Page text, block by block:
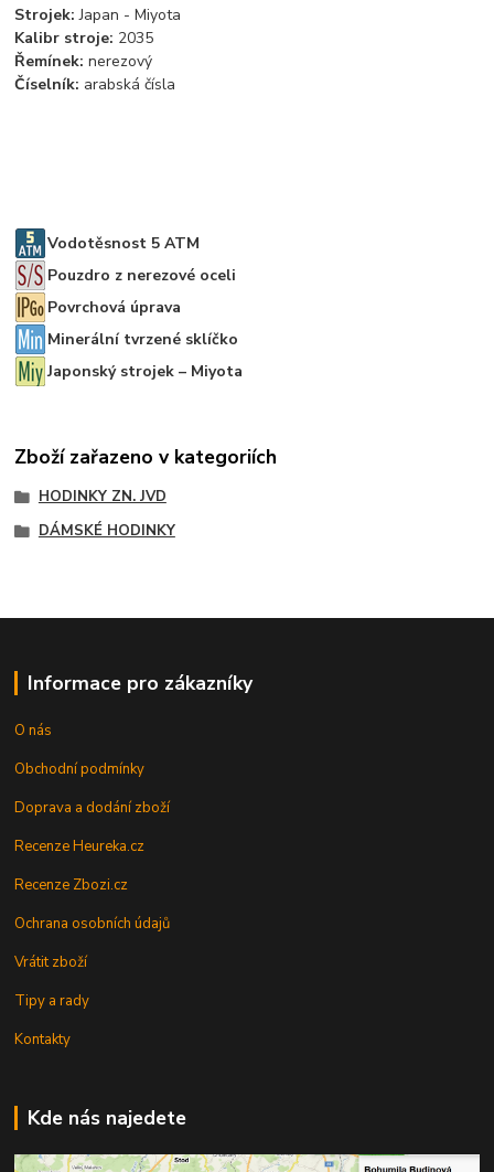
Strojek: Japan - Miyota
Kalibr stroje: 2035
Řemínek: nerezový
Číselník: arabská čísla
Vodotěsnost 5 ATM
Pouzdro z nerezové oceli
Povrchová úprava
Minerální tvrzené sklíčko
Japonský strojek – Miyota
Zboží zařazeno v kategoriích
HODINKY ZN. JVD
DÁMSKÉ HODINKY
Informace pro zákazníky
O nás
Obchodní podmínky
Doprava a dodání zboží
Recenze Heureka.cz
Recenze Zbozi.cz
Ochrana osobních údajů
Vrátit zboží
Tipy a rady
Kontakty
Kde nás najedete